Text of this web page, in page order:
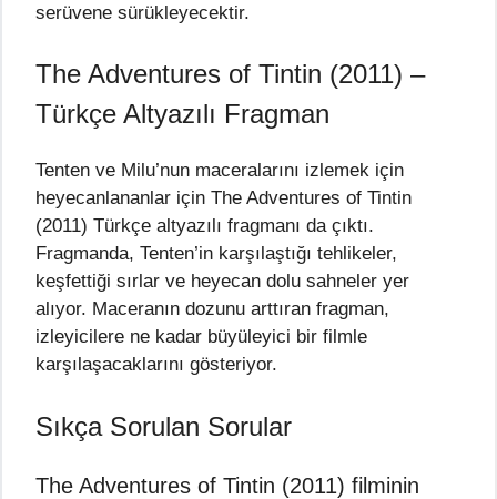
serüvene sürükleyecektir.
The Adventures of Tintin (2011) –
Türkçe Altyazılı Fragman
Tenten ve Milu’nun maceralarını izlemek için
heyecanlananlar için The Adventures of Tintin
(2011) Türkçe altyazılı fragmanı da çıktı.
Fragmanda, Tenten’in karşılaştığı tehlikeler,
keşfettiği sırlar ve heyecan dolu sahneler yer
alıyor. Maceranın dozunu arttıran fragman,
izleyicilere ne kadar büyüleyici bir filmle
karşılaşacaklarını gösteriyor.
Sıkça Sorulan Sorular
The Adventures of Tintin (2011) filminin